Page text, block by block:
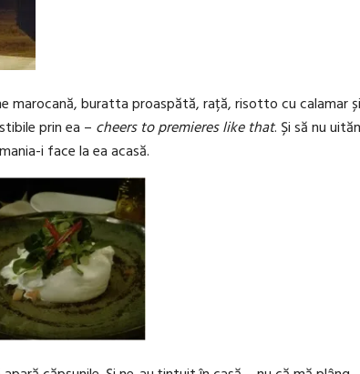
marocană, buratta proaspătă, rață, risotto cu calamar
prin ea – cheers to premieres like that. Și să nu
i face la ea acasă.